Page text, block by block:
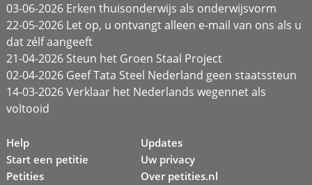
03-06-2026 Erken thuisonderwijs als onderwijsvorm
22-05-2026 Let op, u ontvangt alleen e-mail van ons als u
dat zélf aangeeft
21-04-2026 Steun het Groen Staal Project
02-04-2026 Geef Tata Steel Nederland geen staatssteun
14-03-2026 Verklaar het Nederlands wegennet als
voltooid
Help
Start een petitie
Petities
Updates
Uw privacy
Over petities.nl